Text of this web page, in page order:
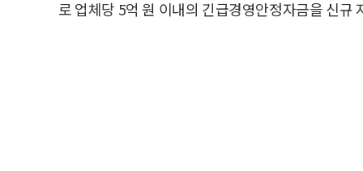
로 업체당 5억 원 이내의 긴급경영안정자금을 신규